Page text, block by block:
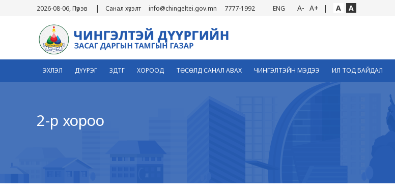
2026-08-06, Пүрэв | Санал хүсэлт info@chingeltei.gov.mn 7777-1992 ENG A- A+ | A A
ЭХЛЭЛ ДҮҮРЭГ ЗДТГ ХОРООД ТӨСӨЛД САНАЛ АВАХ ЧИНГЭЛТЭЙН МЭДЭЭ ИЛ ТОД БАЙДАЛ
2-р хороо